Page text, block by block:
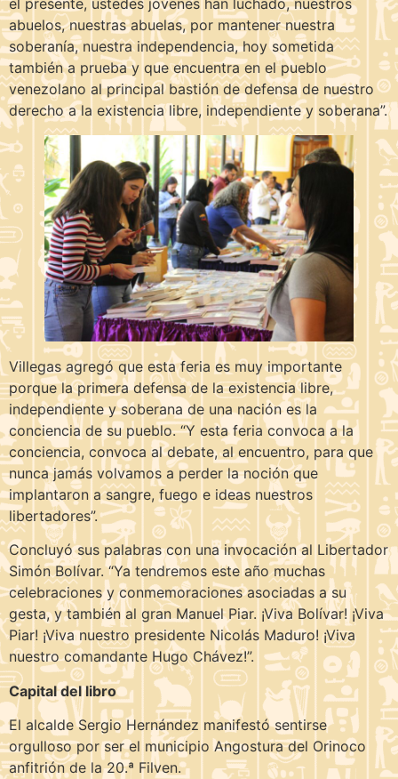
abuelos, nuestras abuelas, por mantener nuestra
soberanía, nuestra independencia, hoy sometida
también a prueba y que encuentra en el pueblo
venezolano al principal bastión de defensa de nuestro
derecho a la existencia libre, independiente y soberana”.
Villegas agregó que esta feria es muy importante
porque la primera defensa de la existencia libre,
independiente y soberana de una nación es la
conciencia de su pueblo. “Y esta feria convoca a la
conciencia, convoca al debate, al encuentro, para que
nunca jamás volvamos a perder la noción que
implantaron a sangre, fuego e ideas nuestros
libertadores”.
Concluyó sus palabras con una invocación al Libertador
Simón Bolívar. “Ya tendremos este año muchas
celebraciones y conmemoraciones asociadas a su
gesta, y también al gran Manuel Piar. ¡Viva Bolívar! ¡Viva
Piar! ¡Viva nuestro presidente Nicolás Maduro! ¡Viva
nuestro comandante Hugo Chávez!”.
Capital del libro
El alcalde Sergio Hernández manifestó sentirse
orgulloso por ser el municipio Angostura del Orinoco
anfitrión de la 20.ª Filven.